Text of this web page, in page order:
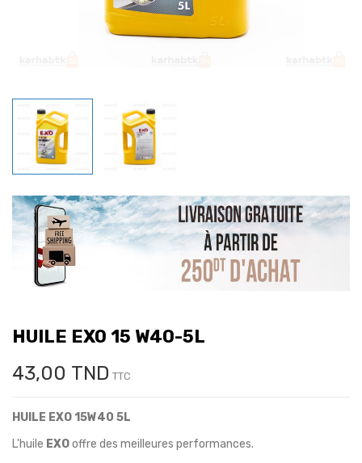
HUILE EXO 15 W40-5L
43,00 TND TTC
HUILE EXO 15W40 5L
L'huile EXOoffre des meilleures performances.